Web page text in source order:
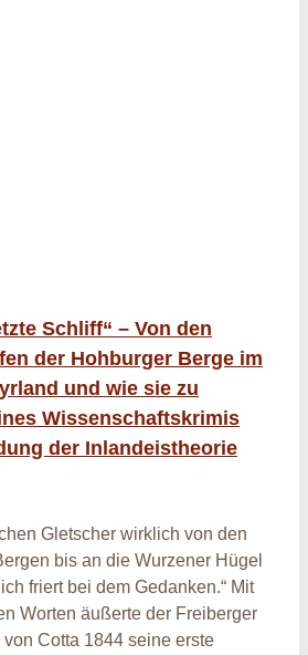
Schliff“ – Von den
der Hohburger Berge im
und wie sie zu
Wissenschaftskrimis
der Inlandeistheorie
Gletscher wirklich von den
bis an die Wurzener Hügel
friert bei dem Gedanken.“ Mit
Worten äußerte der Freiberger
Cotta 1844 seine erste